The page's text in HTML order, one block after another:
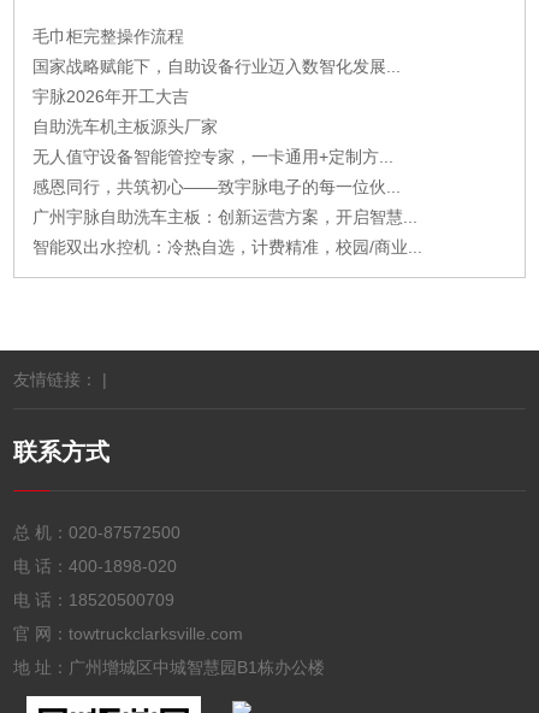
毛巾柜完整操作流程
国家战略赋能下，自助设备行业迈入数智化发展...
宇脉2026年开工大吉
自助洗车机主板源头厂家
无人值守设备智能管控专家，一卡通用+定制方...
感恩同行，共筑初心——致宇脉电子的每一位伙...
广州宇脉自助洗车主板：创新运营方案，开启智慧...
智能双出水控机：冷热自选，计费精准，校园/商业...
友情链接： |
联系方式
总 机：020-87572500
电 话：400-1898-020
电 话： 18520500709
官 网：towtruckclarksville.com
地 址：广州增城区中城智慧园B1栋办公楼